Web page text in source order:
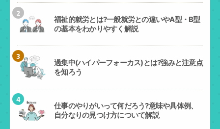
2
福祉的就労とは?一般就労との違いやA型・B型
の基本をわかりやすく解説
3
過集中(ハイパーフォーカス)とは?強みと注意点
を知ろう
4
仕事のやりがいって何だろう?意味や具体例、
自分なりの見つけ方について解説